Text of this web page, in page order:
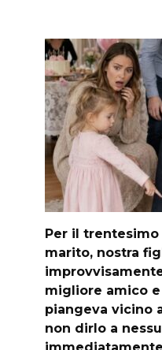
Per il
marito, nostra
migliore amico e
piangeva vicino
non dirlo a